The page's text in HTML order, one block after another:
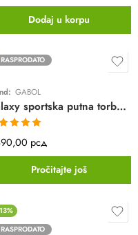
Dodaj u korpu
RASPRODATO
GABOL
Galaxy sportska putna torba Gabol | 42x28x25 | poliester
sa
od 5
рсд
Pročitajte još
RASPRODATO